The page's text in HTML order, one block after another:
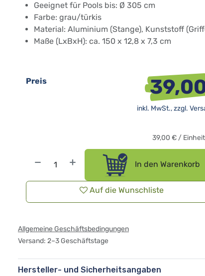
Geeignet für Pools bis: Ø 305 cm
Farbe: grau/türkis
Material: Aluminium (Stange), Kunststoff
Maße (LxBxH): ca. 150 x 12,8 x 7,3 cm
In den Warenkorb
Auf die Wunschliste
Preis
inkl. MwSt., zzgl.
39,00 €/
Allgemeine Geschäftsbedingungen
Versand: 2–3 Geschäftstage
Hersteller- und Sicherheitsangaben